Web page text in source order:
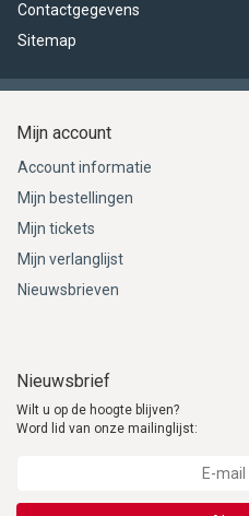
Contactgegevens
Sitemap
Mijn account
Account informatie
Mijn bestellingen
Mijn tickets
Mijn verlanglijst
Nieuwsbrieven
Nieuwsbrief
Wilt u op de hoogte blijven?
Word lid van onze mailinglijst: